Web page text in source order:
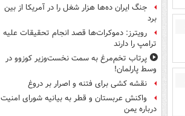
جنگ ایران ده‌ها هزار شغل را در آمریکا از بین
برد
رویترز: دموکرات‌ها قصد انجام تحقیقات علیه
ترامپ را دارند
پرتاب تخم‌مرغ به سمت نخست‌وزیر کوزوو در
وسط پارلمان!
نقشه کشی برای فتنه و اصرار بر دروغ
واکنش عربستان و قطر به بیانیه شورای امنیت
درباره یمن